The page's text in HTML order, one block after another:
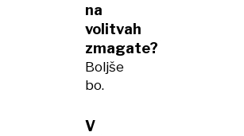
na
volitvah
zmagate?
Boljše
bo.
V